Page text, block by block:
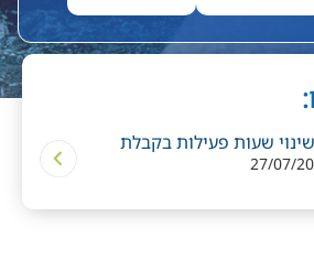
שעות פעילות בקבלת
פעילות
בתאריך: 12/07/2026